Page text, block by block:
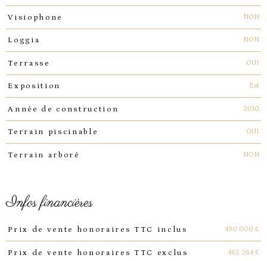
Visiophone NON
Loggia NON
Terrasse OUI
Exposition Est
Année de construction 2010
Terrain piscinable OUI
Terrain arboré NON
infos financières
Caractéristiques Valeurs
Prix de vente honoraires TTC inclus 490 000 €
Prix de vente honoraires TTC exclus 462 264 €